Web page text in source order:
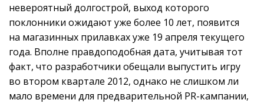
невероятный долгострой, выход которого
поклонники ожидают уже более 10 лет, появится
на магазинных прилавках уже 19 апреля текущего
года. Вполне правдоподобная дата, учитывая тот
факт, что разработчики обещали выпустить игру
во втором квартале 2012, однако не слишком ли
мало времени для предварительной PR-кампании,